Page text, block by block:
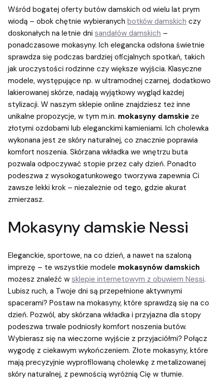
Wśród bogatej oferty butów damskich od wielu lat prym
wiodą – obok chętnie wybieranych botków damskich czy
doskonałych na letnie dni sandałów damskich –
ponadczasowe mokasyny. Ich elegancka odsłona świetnie
sprawdza się podczas bardziej oficjalnych spotkań, takich
jak uroczystości rodzinne czy większe wyjścia. Klasyczne
modele, występujące np. w ultramodnej czarnej, dodatkowo
lakierowanej skórze, nadają wyjątkowy wygląd każdej
stylizacji. W naszym sklepie online znajdziesz też inne
unikalne propozycje, w tym m.in. mokasyny damskie ze
złotymi ozdobami lub eleganckimi kamieniami. Ich cholewka
wykonana jest ze skóry naturalnej, co znacznie poprawia
komfort noszenia. Skórzana wkładka we wnętrzu buta
pozwala odpoczywać stopie przez cały dzień. Ponadto
podeszwa z wysokogatunkowego tworzywa zapewnia Ci
zawsze lekki krok – niezależnie od tego, gdzie akurat
zmierzasz.
Mokasyny damskie Nessi
Eleganckie, sportowe, na co dzień, a nawet na szaloną
imprezę – te wszystkie modele mokasynów damskich
możesz znaleźć w sklepie internetowym z obuwiem Nessi.
Lubisz ruch, a Twoje dni są przepełnione aktywnymi
spacerami? Postaw na mokasyny, które sprawdzą się na co
dzień. Pozwól, aby skórzana wkładka i przyjazna dla stopy
podeszwa trwale podniosły komfort noszenia butów.
Wybierasz się na wieczorne wyjście z przyjaciółmi? Połącz
wygodę z ciekawym wykończeniem. Złote mokasyny, które
mają precyzyjnie wyprofilowaną cholewkę z metalizowanej
skóry naturalnej, z pewnością wyróżnią Cię w tłumie.